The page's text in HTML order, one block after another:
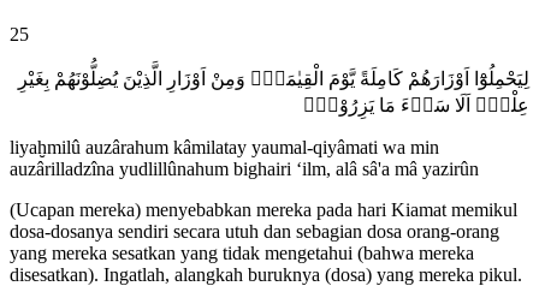
25
لِيَحْمِلُوْٓا اَوْزَارَهُمْ كَامِلَةً يَّوْمَ الْقِيٰمَةِۙ وَمِنْ اَوْزَارِ الَّذِيْنَ يُضِلُّوْنَهُمْ بِغَيْرِ
عِلْمٍۗ اَلَا سَاۤءَ مَا يَزِرُوْنَࣖ
liyaḫmilû auzârahum kâmilatay yaumal-qiyâmati wa min
auzârilladzîna yudlillûnahum bighairi ‘ilm, alâ sâ'a mâ yazirûn
(Ucapan mereka) menyebabkan mereka pada hari Kiamat memikul
dosa-dosanya sendiri secara utuh dan sebagian dosa orang-orang
yang mereka sesatkan yang tidak mengetahui (bahwa mereka
disesatkan). Ingatlah, alangkah buruknya (dosa) yang mereka pikul.